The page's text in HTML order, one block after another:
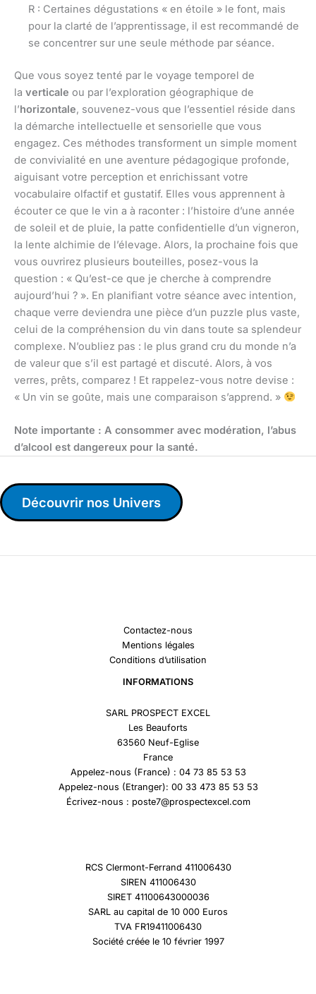
R : Certaines dégustations « en étoile » le font, mais
pour la clarté de l’apprentissage, il est recommandé de
se concentrer sur une seule méthode par séance.
Que vous soyez tenté par le voyage temporel de
la verticale ou par l’exploration géographique de
l’horizontale, souvenez-vous que l’essentiel réside dans
la démarche intellectuelle et sensorielle que vous
engagez. Ces méthodes transforment un simple moment
de convivialité en une aventure pédagogique profonde,
aiguisant votre perception et enrichissant votre
vocabulaire olfactif et gustatif. Elles vous apprennent à
écouter ce que le vin a à raconter : l’histoire d’une année
de soleil et de pluie, la patte confidentielle d’un vigneron,
la lente alchimie de l’élevage. Alors, la prochaine fois que
vous ouvrirez plusieurs bouteilles, posez-vous la
question : « Qu’est-ce que je cherche à comprendre
aujourd’hui ? ». En planifiant votre séance avec intention,
chaque verre deviendra une pièce d’un puzzle plus vaste,
celui de la compréhension du vin dans toute sa splendeur
complexe. N’oubliez pas : le plus grand cru du monde n’a
de valeur que s’il est partagé et discuté. Alors, à vos
verres, prêts, comparez ! Et rappelez-vous notre devise :
« Un vin se goûte, mais une comparaison s’apprend. »
Note importante : A consommer avec modération, l’abus
d’alcool est dangereux pour la santé.
Découvrir nos Univers
Contactez-nous
Mentions légales
Conditions d’utilisation
INFORMATIONS
SARL PROSPECT EXCEL
Les Beauforts
63560 Neuf-Eglise
France
Appelez-nous (France) : 04 73 85 53 53
Appelez-nous (Etranger): 00 33 473 85 53 53
Écrivez-nous : poste7@prospectexcel.com
RCS Clermont-Ferrand 411006430
SIREN 411006430
SIRET 41100643000036
SARL au capital de 10 000 Euros
TVA FR19411006430
Société créée le 10 février 1997